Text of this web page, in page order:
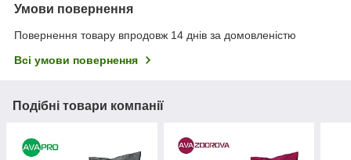
Умови повернення
Повернення товару впродовж 14 днів за домовленістю
Всі умови повернення
Подібні товари компанії